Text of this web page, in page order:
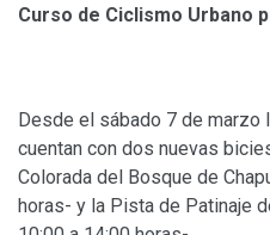
Curso de Ciclismo Urbano
Desde el sábado 7 de marzo
cuentan con dos nuevas
Colorada del Bosque de
horas- y la Pista de Patinaje